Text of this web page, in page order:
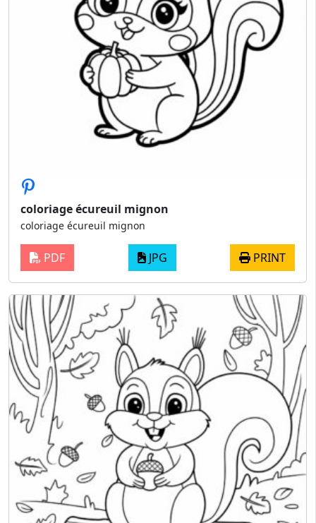
coloriage écureuil mignon
coloriage écureuil mignon
PDF JPG PRINT